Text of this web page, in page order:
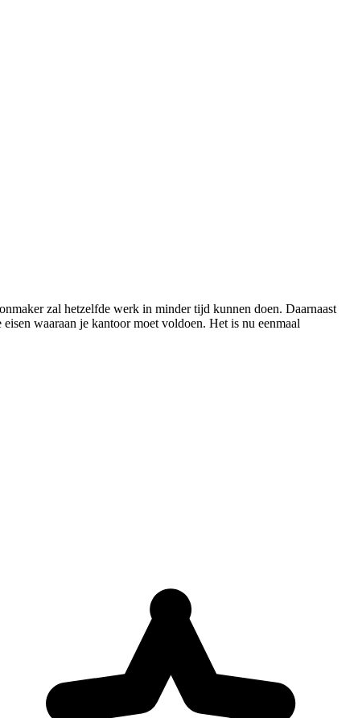
zal hetzelfde werk in minder tijd kunnen doen. Daarnaast
waaraan je kantoor moet voldoen. Het is nu eenmaal